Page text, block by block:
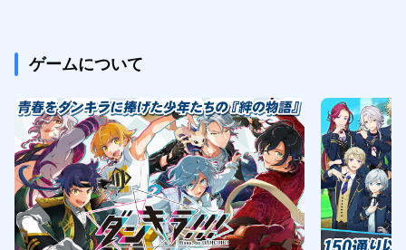
ゲームについて